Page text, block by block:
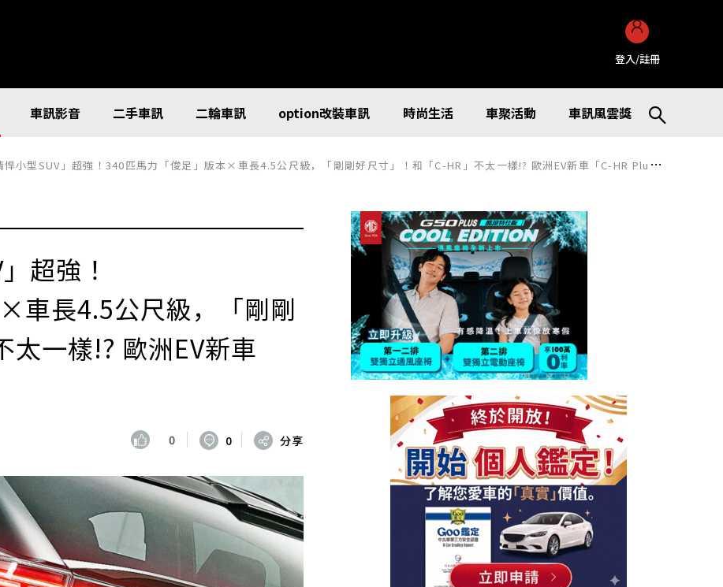
登入/註冊
車訊影音 二手車訊 二輪車訊 option改裝車訊 時尚生活 車聚活動 車訊風雲獎
小型SUV」超強！340匹馬力「俊足」版本×車長4.5公尺級，「剛剛好尺寸」！和「C-HR」不太一樣!? 歐洲EV新車「C-HR Plus」引關注！
超強！
車長4.5公尺級，「剛剛
太一樣!? 歐洲EV新車
0 0 分享